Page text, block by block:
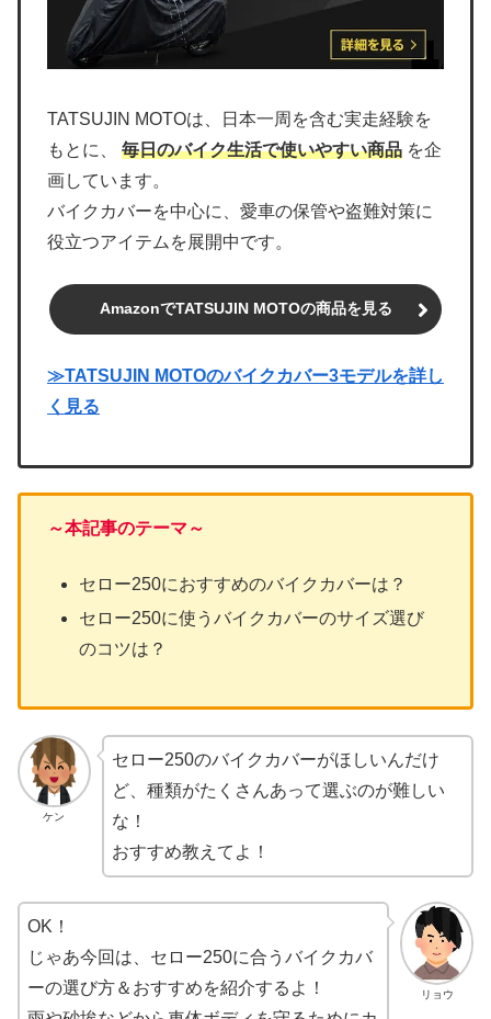
TATSUJIN MOTOは、日本一周を含む実走経験を
もとに、 毎日のバイク生活で使いやすい商品 を企
画しています。
バイクカバーを中心に、愛車の保管や盗難対策に
役立つアイテムを展開中です。
AmazonでTATSUJIN MOTOの商品を見る
≫TATSUJIN MOTOのバイクカバー3モデルを詳し
く見る
～本記事のテーマ～
セロー250におすすめのバイクカバーは？
セロー250に使うバイクカバーのサイズ選び
のコツは？
ケン
セロー250のバイクカバーがほしいんだけ
ど、種類がたくさんあって選ぶのが難しい
な！
おすすめ教えてよ！
リョウ
OK！
じゃあ今回は、セロー250に合うバイクカバ
ーの選び方＆おすすめを紹介するよ！